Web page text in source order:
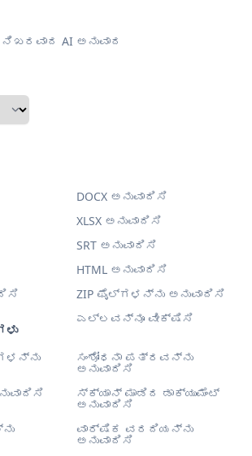
AI ಅನುವಾದ
ಸಂಶೋಧನಾ ಪತ್ರವನ್ನು
ಅನುವಾದಿಸಿ
ಸ್ಕ್ಯಾನ್ ಮಾಡಿದ ಡಾಕ್ಯುಮೆಂಟ್
ಅನುವಾದಿಸಿ
ವಾರ್ಷಿಕ ವರದಿಯನ್ನು
ಅನುವಾದಿಸಿ
DOCX ಅನುವಾದಿಸಿ
XLSX ಅನುವಾದಿಸಿ
SRT ಅನುವಾದಿಸಿ
HTML ಅನುವಾದಿಸಿ
ZIP ಫೈಲ್‌ಗಳನ್ನು ಅನುವಾದಿಸಿ
ಎಲ್ಲವನ್ನೂ ವೀಕ್ಷಿಸಿ